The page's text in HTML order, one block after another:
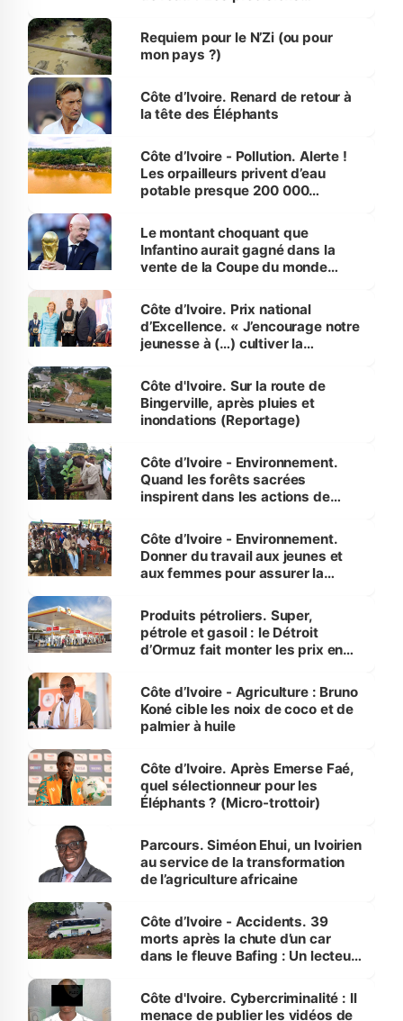
Requiem pour le N’Zi (ou pour
mon pays ?)
Côte d’Ivoire. Renard de retour à
la tête des Éléphants
Côte d’Ivoire - Pollution. Alerte !
Les orpailleurs privent d’eau
potable presque 200 000
Le montant choquant que
Infantino aurait gagné dans la
vente de la Coupe du monde
Côte d’Ivoire. Prix national
d’Excellence. « J’encourage notre
jeunesse à (…) cultiver la
(Alassane Ouattara
Côte d'Ivoire. Sur la route de
Bingerville, après pluies et
inondations (Reportage)
Côte d’Ivoire - Environnement.
Quand les forêts sacrées
inspirent dans les actions de
Côte d’Ivoire - Environnement.
Donner du travail aux jeunes et
aux femmes pour assurer la
menacées
Produits pétroliers. Super,
pétrole et gasoil : le Détroit
d’Ormuz fait monter les prix en
Côte d’Ivoire - Agriculture : Bruno
Koné cible les noix de coco et de
palmier à huile
Côte d’Ivoire. Après Emerse Faé,
quel sélectionneur pour les
Éléphants ? (Micro-trottoir)
Parcours. Siméon Ehui, un Ivoirien
au service de la transformation
de l’agriculture africaine
Côte d’Ivoire - Accidents. 39
morts après la chute d’un car
dans le fleuve Bafing : Un lecteur
des Transports
Côte d'Ivoire. Cybercriminalité : Il
menace de publier les vidéos de